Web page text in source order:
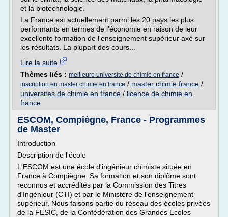
et la biotechnologie.
La France est actuellement parmi les 20 pays les plus
performants en termes de l'économie en raison de leur
excellente formation de l'enseignement supérieur axé sur
les résultats. La plupart des cours...
Lire la suite
Thèmes liés : meilleure universite de chimie en france /
inscription en master chimie en france / master chimie france /
universites de chimie en france / licence de chimie en
france
ESCOM, Compiègne, France - Programmes
de Master
Introduction
Description de l'école
L'ESCOM est une école d'ingénieur chimiste située en
France à Compiègne. Sa formation et son diplôme sont
reconnus et accrédités par la Commission des Titres
d'Ingénieur (CTI) et par le Ministère de l'enseignement
supérieur. Nous faisons partie du réseau des écoles privées
de la FESIC, de la Confédération des Grandes Ecoles